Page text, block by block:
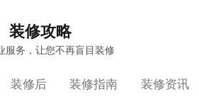
装修攻略
服务，让您不再盲目装修
装修后 装修指南 装修资讯